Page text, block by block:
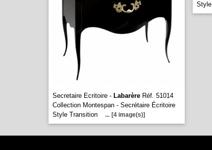
Secretaire Ecritoire - Labarère Réf. 51014
Collection Montespan - Secrétaire Écritoire
Style Transition
... [4 image(s)]